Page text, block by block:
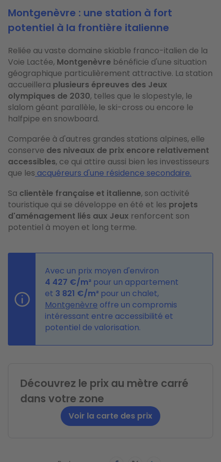
Montgenèvre : une station à fort
potentiel à la frontière italienne
Reliée au vaste domaine skiable franco-italien de la
Voie Lactée, Montgenèvre bénéficie d'une situation
géographique particulièrement attractive. La station
accueillera plusieurs épreuves des Jeux
olympiques de 2030, telles que le slopestyle, le
slalom géant parallèle, le ski-cross ou encore le
halfpipe en snowboard.
Comparée à d'autres grandes stations alpines, elle
conserve des niveaux de prix encore relativement
accessibles, ce qui attire aussi bien les investisseurs
que les acquéreurs d'une résidence secondaire.
Sa clientèle française et italienne, son activité
touristique qui se développe en été et les projets
d'aménagement liés aux Jeux renforcent son
potentiel à moyen et long terme.
Avec un prix moyen d'environ
4 427 €/m² pour un appartement
et 3 821 €/m² pour un chalet,
Montgenèvre offre un compromis
intéressant entre accessibilité et
potentiel de valorisation.
Découvrez le prix au mètre carré
dans votre zone
Voir la carte des prix